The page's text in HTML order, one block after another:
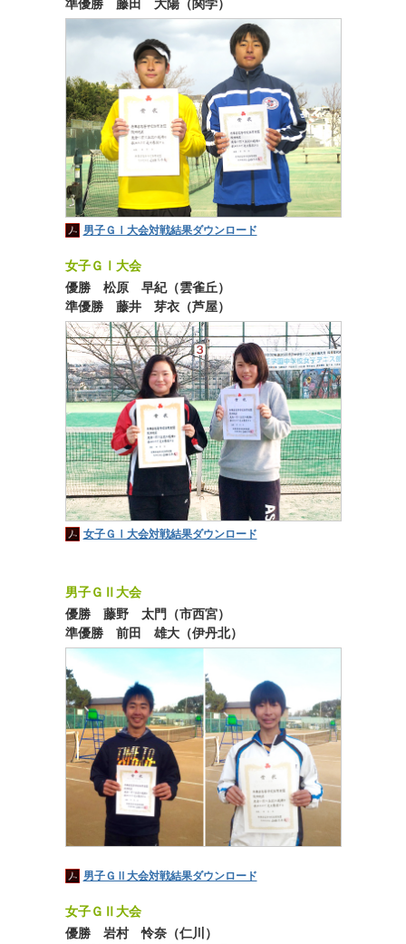
準優勝 藤田 大陽（関学）
男子ＧⅠ大会対戦結果ダウンロード
女子ＧⅠ大会
優勝 松原 早紀（雲雀丘）
準優勝 藤井 芽衣（芦屋）
女子ＧⅠ大会対戦結果ダウンロード
男子ＧⅡ大会
優勝 藤野 太門（市西宮）
準優勝 前田 雄大（伊丹北）
男子ＧⅡ大会対戦結果ダウンロード
女子ＧⅡ大会
優勝 岩村 怜奈（仁川）